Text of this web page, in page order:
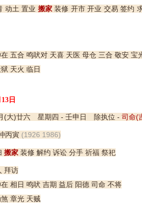
动土 置业 搬家装修 开市 开业 交易 签约
五合 鸣吠对 天喜 天医 母仓 三合 敬安 宝
天火 临日
日
(大)廿六 星期四 - 壬申日 除执位 - 司命(
丙寅 (1926 1986)
搬家 装修 解约 诉讼 分手 祈福 祭祀
拜访
相日 鸣吠 吉期 益后 阳德 司命 不将
章光 天贼